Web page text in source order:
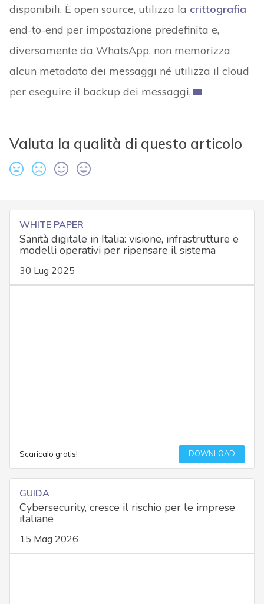
disponibili. È open source, utilizza la crittografia
end-to-end per impostazione predefinita e,
diversamente da WhatsApp, non memorizza
alcun metadato dei messaggi né utilizza il cloud
per eseguire il backup dei messaggi,
Valuta la qualità di questo articolo
WHITE PAPER
Sanità digitale in Italia: visione, infrastrutture e
modelli operativi per ripensare il sistema
30 Lug 2025
Scaricalo gratis! DOWNLOAD
GUIDA
Cybersecurity, cresce il rischio per le imprese
italiane
15 Mag 2026